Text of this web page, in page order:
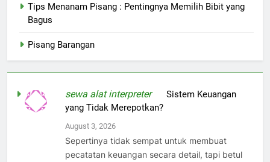
Tips Menanam Pisang : Pentingnya Memilih Bibit yang
Bagus
Pisang Barangan
sewa alat interpreteronSistem Keuangan
yang Tidak Merepotkan?
August 3, 2026
Sepertinya tidak sempat untuk membuat
pecatatan keuangan secara detail, tapi betul